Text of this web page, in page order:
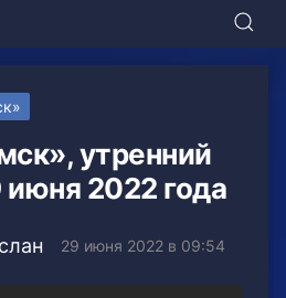
утренний
июня 2022 года
29 июня 2022 в 09:54